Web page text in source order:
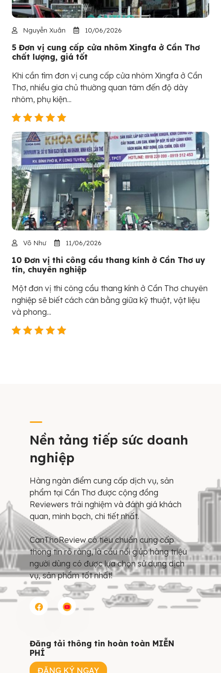
Nguyễn Xuân 10/06/2026
5 Đơn vị cung cấp cửa nhôm Xingfa ở Cần Thơ
chất lượng, giá tốt
Khi cần tìm đơn vị cung cấp cửa nhôm Xingfa ở Cần
Thơ, nhiều gia chủ thường quan tâm đến độ dày
nhôm, phụ kiện...
Võ Như 11/06/2026
10 Đơn vị thi công cầu thang kính ở Cần Thơ uy
tín, chuyên nghiệp
Một đơn vị thi công cầu thang kính ở Cần Thơ chuyên
nghiệp sẽ biết cách cân bằng giữa kỹ thuật, vật liệu
và phong...
Nền tảng tiếp sức doanh
nghiệp
Hàng ngàn điểm cung cấp dịch vụ, sản
phẩm tại Cần Thơ được cộng đồng
Reviewers trải nghiệm và đánh giá khách
quan, minh bạch, chi tiết nhất.
CanThoReview có tiêu chuẩn cung cấp
thông tin rõ ràng, là cầu nối giúp hàng triệu
người dùng có được lựa chọn sử dụng dịch
vụ, sản phẩm tốt nhất!
Đăng tải thông tin hoàn toàn MIỄN
PHÍ
ĐĂNG KÝ NGAY